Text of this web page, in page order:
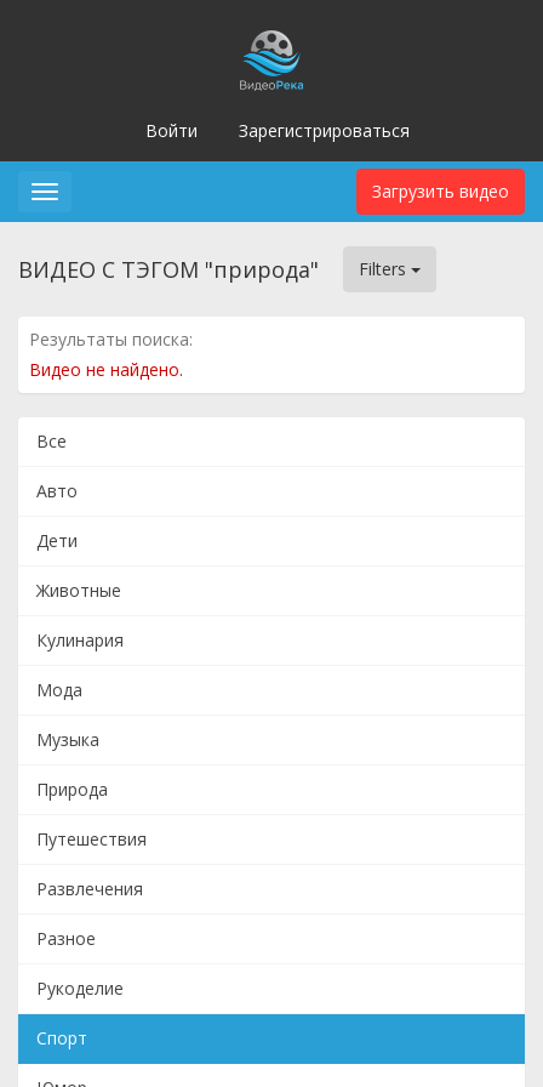
Войти Зарегистрироваться
Загрузить видео
Toggle
ВИДЕО С ТЭГОМ "природа" Filters
Результаты поиска:
Видео не найдено.
Все
Авто
Дети
Животные
Кулинария
Мода
Музыка
Природа
Путешествия
Развлечения
Разное
Рукоделие
Спорт